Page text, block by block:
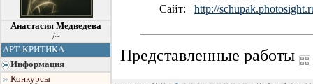
Анастасия Медведева
/~
АРТ-КРИТИКА
Информация
Конкурсы
Сайт:
http://schupak.photo
Представленные работы